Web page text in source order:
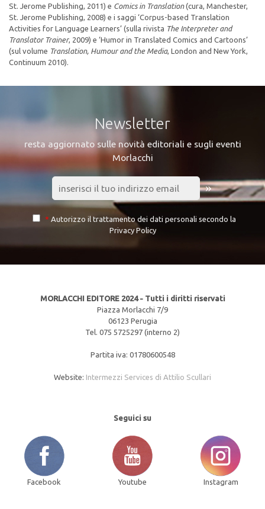
St. Jerome Publishing, 2011) e Comics in Translation(cura, Manchester,
St. Jerome Publishing, 2008) e i saggi ‘Corpus-based Translation
Activities for Language Learners’ (sulla rivista The Interpreter and
Translator Trainer, 2009) e ‘Humor in Translated Comics and Cartoons’
(sul volume Translation, Humour and the Media, London and New York,
Continuum 2010).
Newsletter
resta aggiornato sulle novità editoriali e sugli eventi
Morlacchi
»
* Autorizzo il trattamento dei dati personali secondo la
Privacy Policy
MORLACCHI EDITORE 2024 - Tutti i diritti riservati
Piazza Morlacchi 7/9
06123 Perugia
Tel. 075 5725297 (interno 2)
Partita iva: 01780600548
Website: Intermezzi Services di Attilio Scullari
Seguici su
Facebook Youtube Instagram